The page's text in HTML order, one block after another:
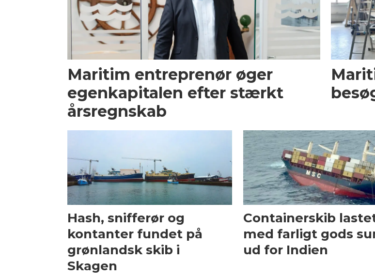
Maritim entreprenør øger
egenkapitalen efter stærkt
årsregnskab
Hash, snifferør og
kontanter fundet på
grønlandsk skib i
Skagen
Containerskib
med farligt gods
ud for Indien